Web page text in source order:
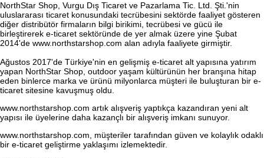
NorthStar Shop, Vurgu Dış Ticaret ve Pazarlama Tic. Ltd. Şti.'nin
uluslararası ticaret konusundaki tecrübesini sektörde faaliyet gösteren
diğer distribütör firmaların bilgi birikimi, tecrübesi ve gücü ile
birleştirerek e-ticaret sektöründe de yer almak üzere yine Şubat
2014'de www.northstarshop.com alan adıyla faaliyete girmiştir.
Ağustos 2017'de Türkiye'nin en gelişmiş e-ticaret alt yapısına yatırım
yapan NorthStar Shop, outdoor yaşam kültürünün her branşına hitap
eden binlerce marka ve ürünü milyonlarca müşteri ile buluşturan bir e-
ticaret sitesine kavuşmuş oldu.
www.northstarshop.com artık alışveriş yaptıkça kazandıran yeni alt
yapısı ile üyelerine daha kazançlı bir alışveriş imkanı sunuyor.
www.northstarshop.com, müşteriler tarafından güven ve kolaylık odaklı
bir e-ticaret geliştirme yaklaşımı izlemektedir.